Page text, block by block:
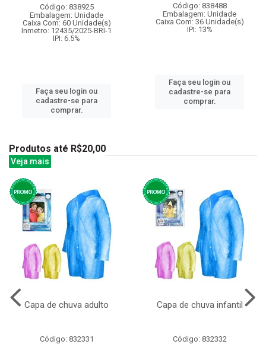
Código: 838925
Embalagem: Unidade
Caixa Com: 60 Unidade(s)
Inmetro: 12435/2025-BRI-1
IPI: 6.5%
Faça seu login ou
cadastre-se para
comprar.
Código: 838488
Embalagem: Unidade
Caixa Com: 36 Unidade(s)
IPI: 13%
Faça seu login ou
cadastre-se para
comprar.
Produtos até R$20,00
Veja mais
Capa de chuva adulto
Código: 832331
Capa de chuva infantil
Código: 832332